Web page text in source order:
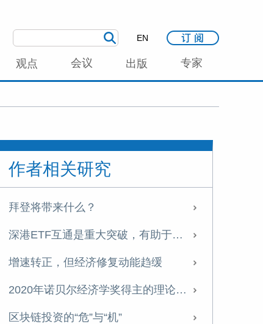
EN
观点 会议 出版 专家
作者相关研究
拜登将带来什么？
深港ETF互通是重大突破，有助于A股国际化
增速转正，但经济修复动能趋缓
2020年诺贝尔经济学奖得主的理论贡献与价值
区块链投资的“危”与“机”